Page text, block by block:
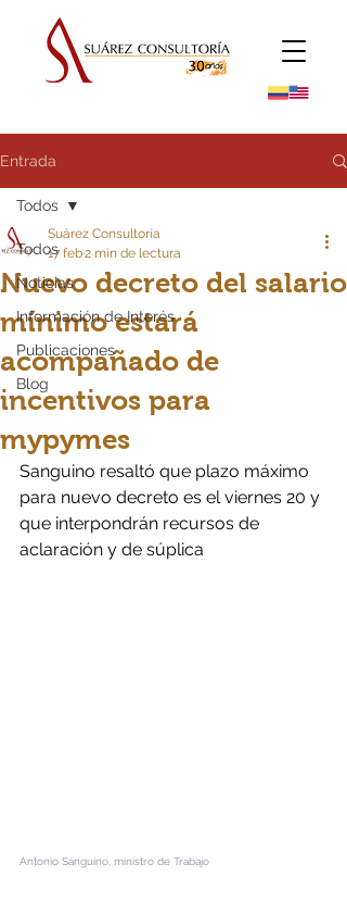
Entrada
Todos
Noticias
Información de Interés
Publicaciones
Blog
Todos
Nuevo decreto del salario
mínimo estará
acompañado de
incentivos para
mypymes
Suárez Consultoría
17 feb2 min de lectura
Sanguino resaltó que plazo máximo
para nuevo decreto es el viernes 20 y
que interpondrán recursos de
aclaración y de súplica
Antonio Sanguino, ministro de Trabajo